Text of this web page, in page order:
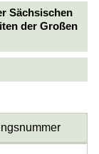
Sächsischen
der Großen